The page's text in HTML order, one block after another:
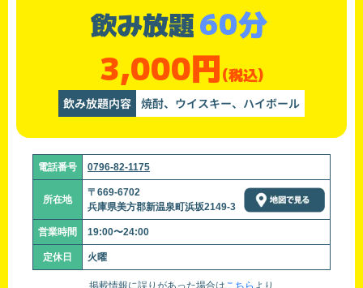
飲み放題60分
3,000円(税込)
飲み放題内容 焼酎、ウイスキー、ハイボール
電話番号 0796-82-1175
所在地
〒669-6702
兵庫県美方郡新温泉町浜坂2149-3
営業時間 19:00〜24:00
定休日 火曜